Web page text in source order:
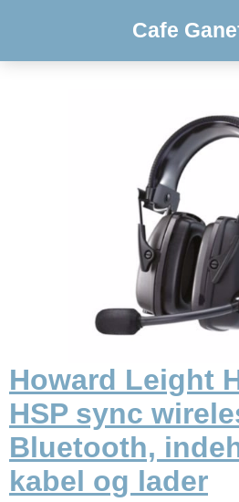
Cafe
Howard Leight
HSP sync
Bluetooth,
kabel og lader